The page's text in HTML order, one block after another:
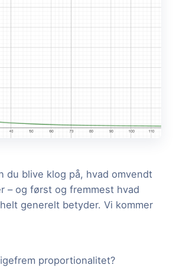
du blive klog på, hvad omvendt
– og først og fremmest hvad
generelt betyder. Vi kommer
proportionalitet?